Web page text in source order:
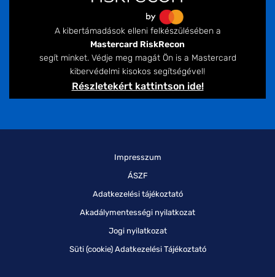
A kibertámadások elleni felkészülésében a
Mastercard RiskRecon
segít minket. Védje meg magát Ön is a Mastercard
kibervédelmi kisokos segítségével!
Részletekért kattintson ide!
Impresszum
ÁSZF
Adatkezelési tájékoztató
Akadálymentességi nyilatkozat
Jogi nyilatkozat
Süti (cookie) Adatkezelési Tájékoztató